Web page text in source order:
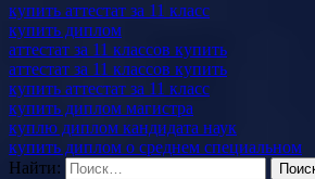
купить аттестат за 11 класс
купить диплом
аттестат за 11 классов купить
аттестат за 11 классов купить
купить аттестат за 11 класс
купить диплом магистра
куплю диплом кандидата наук
купить диплом о среднем специальном
Найти: